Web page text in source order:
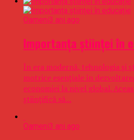
Oameni3 ani ago
Importanța științei în
În era modernă, tehnologia și
motrice esențiale în
economiei la nivel global.
științifică să...
Oameni3 ani ago